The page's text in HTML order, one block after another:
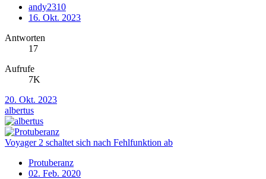
andy2310
16. Okt. 2023
Antworten
17
Aufrufe
7K
20. Okt. 2023
albertus
Voyager 2 schaltet sich nach Fehlfunktion ab
Protuberanz
02. Feb. 2020